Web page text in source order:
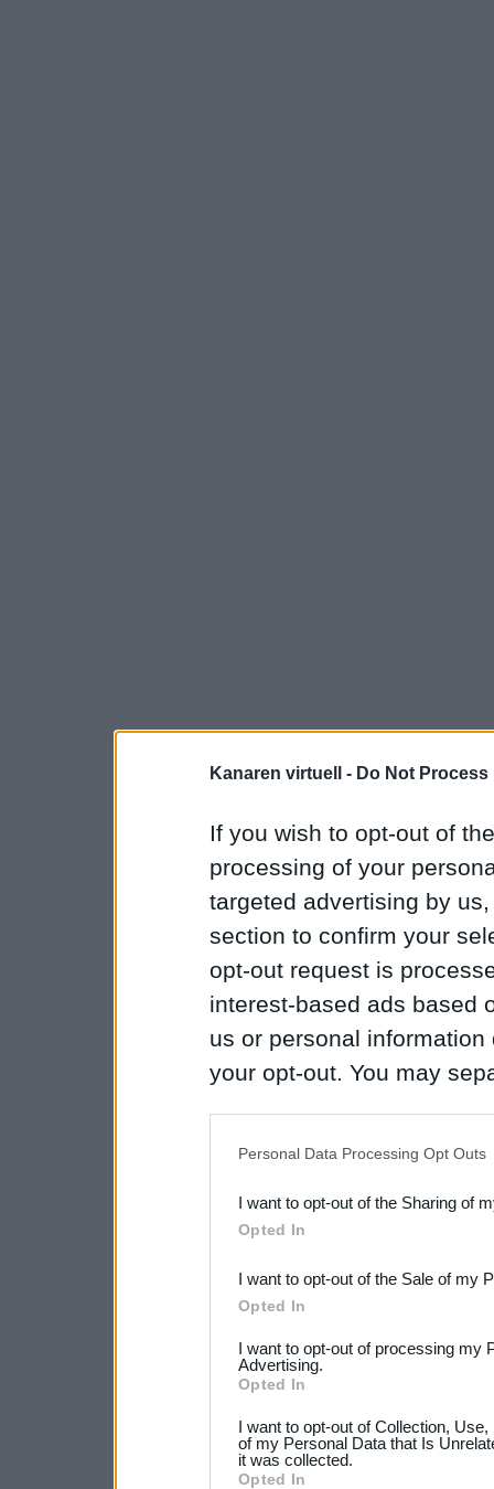
Kanaren virtuell - Do Not
If you wish to opt-out of
processing of your
targeted advertising by
section to confirm your
opt-out request is
interest-based ads based
us or personal
your opt-out. You may
Downstream Participants
third parties.
Please note that this
not limited to your visit or
grant or deny consent to
your data for below
consent section.
Personal Data Processing Opt Outs
I want to opt-out of the Sharing of
Opted In
I want to opt-out of the Sale of my
Opted In
I want to opt-out of processing my
Advertising.
Opted In
I want to opt-out of Collection,
of my Personal Data that Is
it was collected.
Opted In